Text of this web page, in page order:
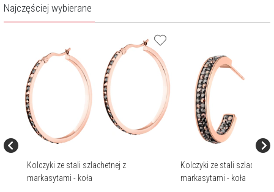
Najczęściej wybierane
Kolczyki ze stali szlachetnej z
markasytami - koła
Kolczyki ze stali
markasytami - koła